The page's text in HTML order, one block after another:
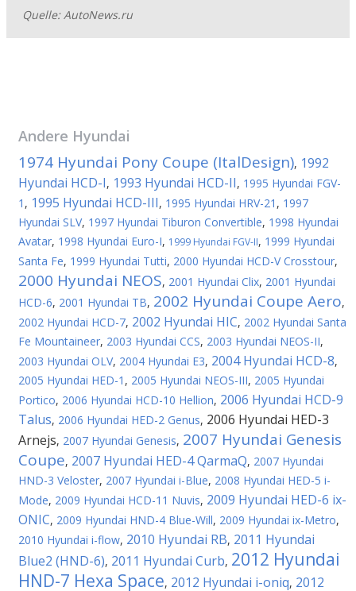
Quelle: AutoNews.ru
Andere Hyundai
1974 Hyundai Pony Coupe (ItalDesign), 1992
Hyundai HCD-I, 1993 Hyundai HCD-II, 1995 Hyundai FGV-
1 , 1995 Hyundai HCD-III, 1995 Hyundai HRV-21 , 1997
Hyundai SLV, 1997 Hyundai Tiburon Convertible, 1998 Hyundai
Avatar, 1998 Hyundai Euro-I, 1999 Hyundai FGV-II, 1999 Hyundai
Santa Fe, 1999 Hyundai Tutti, 2000 Hyundai HCD-V Crosstour,
2000 Hyundai NEOS, 2001 Hyundai Clix, 2001 Hyundai
HCD-6, 2001 Hyundai TB, 2002 Hyundai Coupe Aero,
2002 Hyundai HCD-7, 2002 Hyundai HIC, 2002 Hyundai Santa
Fe Mountaineer, 2003 Hyundai CCS, 2003 Hyundai NEOS-II,
2003 Hyundai OLV, 2004 Hyundai E3, 2004 Hyundai HCD-8,
2005 Hyundai HED-1 , 2005 Hyundai NEOS-III, 2005 Hyundai
Portico, 2006 Hyundai HCD-10 Hellion, 2006 Hyundai HCD-9
Talus, 2006 Hyundai HED-2 Genus, 2006 Hyundai HED-3
Arnejs, 2007 Hyundai Genesis, 2007 Hyundai Genesis
Coupe, 2007 Hyundai HED-4 QarmaQ, 2007 Hyundai
HND-3 Veloster, 2007 Hyundai i-Blue, 2008 Hyundai HED-5 i-
Mode, 2009 Hyundai HCD-11 Nuvis, 2009 Hyundai HED-6 ix-
ONIC, 2009 Hyundai HND-4 Blue-Will, 2009 Hyundai ix-Metro,
2010 Hyundai i-flow, 2010 Hyundai RB, 2011 Hyundai
Blue2 (HND-6), 2011 Hyundai Curb, 2012 Hyundai
HND-7 Hexa Space, 2012 Hyundai i-oniq, 2012